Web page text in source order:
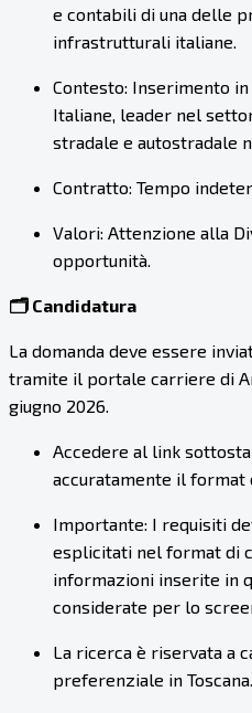
e contabili di una delle
infrastrutturali italiane.
Contesto: Inserimento in
Italiane, leader nel
stradale e autostradale
Contratto: Tempo
Valori: Attenzione alla
opportunità.
🗂️ Candidatura
La domanda deve essere
tramite il portale carriere di
giugno 2026.
Accedere al link
accuratamente il format
Importante: I requisiti
esplicitati nel format di
informazioni inserite in
considerate per lo
La ricerca è riservata a
preferenziale in Toscana.